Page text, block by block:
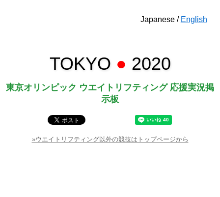
Japanese / English
TOKYO ● 2020
東京オリンピック ウエイトリフティング 応援実況掲
示板
»ウエイトリフティング以外の競技はトップページから